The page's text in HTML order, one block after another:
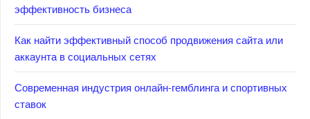
эффективность бизнеса
Как найти эффективный способ продвижения сайта или
аккаунта в социальных сетях
Современная индустрия онлайн-гемблинга и спортивных
ставок